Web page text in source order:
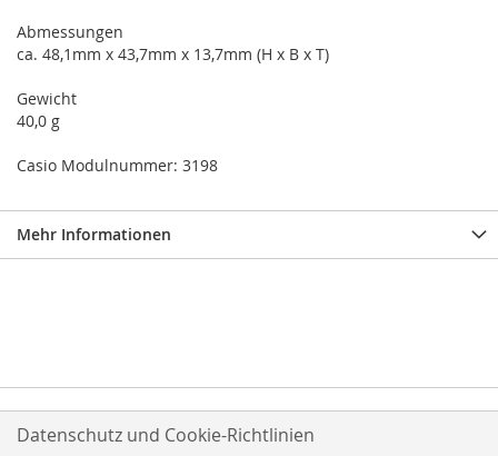
Abmessungen
ca. 48,1mm x 43,7mm x 13,7mm (H x B x T)
Gewicht
40,0 g
Casio Modulnummer: 3198
Mehr Informationen
Datenschutz und Cookie-Richtlinien